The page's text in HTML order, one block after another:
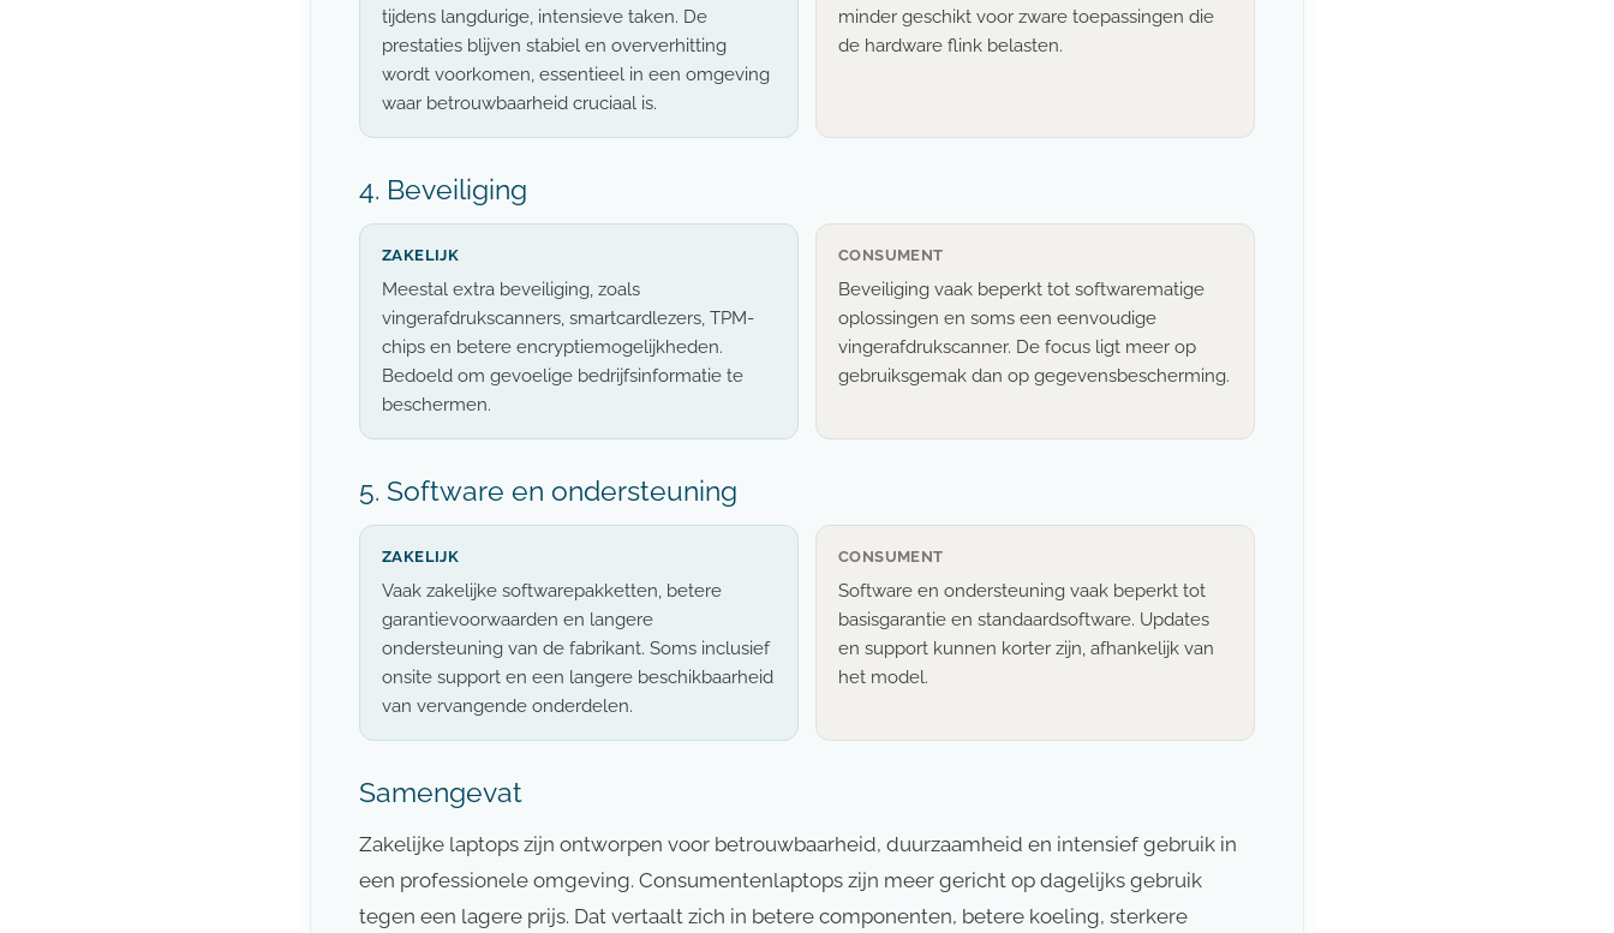
tijdens langdurige, intensieve taken. De
prestaties blijven stabiel en oververhitting
wordt voorkomen, essentieel in een omgeving
waar betrouwbaarheid cruciaal is.
minder geschikt voor zware toepassingen die
de hardware flink belasten.
4. Beveiliging
ZAKELIJK
Meestal extra beveiliging, zoals
vingerafdrukscanners, smartcardlezers, TPM-
chips en betere encryptiemogelijkheden.
Bedoeld om gevoelige bedrijfsinformatie te
beschermen.
CONSUMENT
Beveiliging vaak beperkt tot softwarematige
oplossingen en soms een eenvoudige
vingerafdrukscanner. De focus ligt meer op
gebruiksgemak dan op gegevensbescherming.
5. Software en ondersteuning
ZAKELIJK
Vaak zakelijke softwarepakketten, betere
garantievoorwaarden en langere
ondersteuning van de fabrikant. Soms inclusief
onsite support en een langere beschikbaarheid
van vervangende onderdelen.
CONSUMENT
Software en ondersteuning vaak beperkt tot
basisgarantie en standaardsoftware. Updates
en support kunnen korter zijn, afhankelijk van
het model.
Samengevat
Zakelijke laptops zijn ontworpen voor betrouwbaarheid, duurzaamheid en intensief gebruik in
een professionele omgeving. Consumentenlaptops zijn meer gericht op dagelijks gebruik
tegen een lagere prijs. Dat vertaalt zich in betere componenten, betere koeling, sterkere